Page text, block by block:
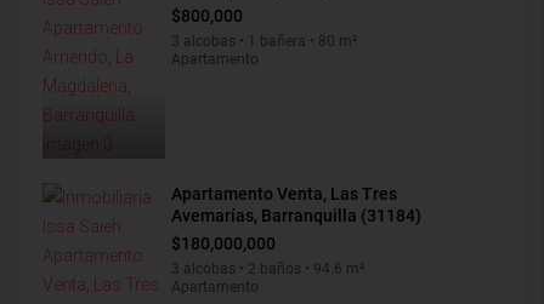
$800,000
3 alcobas • 1 bañera • 80 m²
Apartamento
Apartamento Venta, Las Tres
Avemarías, Barranquilla (31184)
$180,000,000
3 alcobas • 2 baños • 94.6 m²
Apartamento